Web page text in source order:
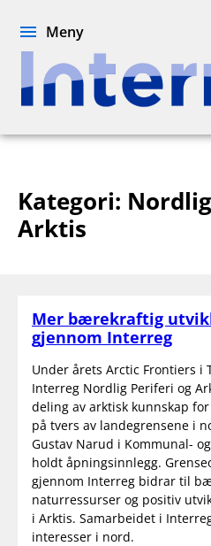
Meny
Kategori:
Arktis
Mer bærekraftig
gjennom Interreg
Under årets Arctic Frontiers i
Interreg Nordlig Periferi og
deling av arktisk kunnskap
på tvers av landegrensene i
Gustav Narud i Kommunal-
holdt åpningsinnlegg.
gjennom Interreg bidrar til
naturressurser og positiv
i Arktis. Samarbeidet i
interesser i nord.